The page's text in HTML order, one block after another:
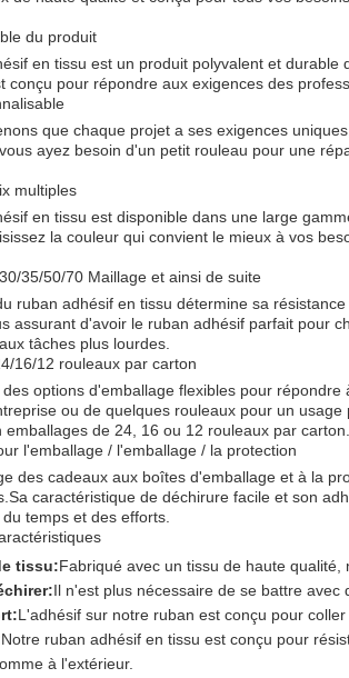
du produit
en tissu est un produit polyvalent et
conçu pour répondre aux exigences des
que chaque projet a ses exigences
ayez besoin d'un petit rouleau pour une
multiples
en tissu est disponible dans une large
la couleur qui convient le mieux à vos
35/50/70 Maillage et ainsi de suite
ruban adhésif en tissu détermine sa
assurant d'avoir le ruban adhésif parfait pour
tâches plus lourdes.
16/12 rouleaux par carton
options d'emballage flexibles pour
ou de quelques rouleaux pour un
emballages de 24, 16 ou 12 rouleaux par carton.
l'emballage / l'emballage / la protection
des cadeaux aux boîtes d'emballage et à la
caractéristique de déchirure facile et son
temps et des efforts.
tissu:Fabriqué avec un tissu de haute
Il n'est plus nécessaire de se battre avec
L'adhésif sur notre ruban est conçu pour
Notre ruban adhésif en tissu est conçu pour
à l'extérieur.